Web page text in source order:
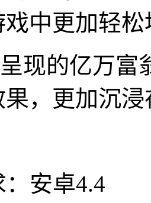
中更加轻
现的亿万富
，更加沉
安卓4.4